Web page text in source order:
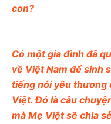
con?
Có một gia đình đã
về Việt Nam để sinh
tiếng nói yêu thương
Việt. Đó là câu
mà Mẹ Việt sẽ chia